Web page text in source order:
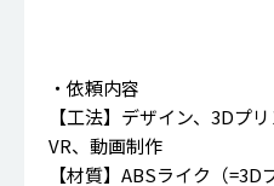
・依頼内容
【工法】デザイン、3Dプ
VR、動画制作
【材質】ABSライク（=3D